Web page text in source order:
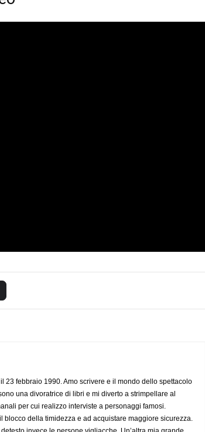
23 febbraio 1990. Amo scrivere e il mondo dello spettacolo
una divoratrice di libri e mi diverto a strimpellare al
per cui realizzo interviste a personaggi famosi.
della timidezza e ad acquistare maggiore sicurezza.